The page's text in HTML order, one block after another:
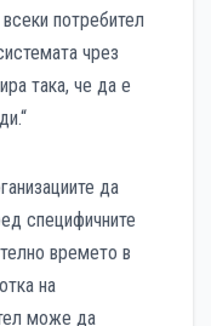
потребител
чрез
така, че да е
да
специфичните
времето в
на
може да